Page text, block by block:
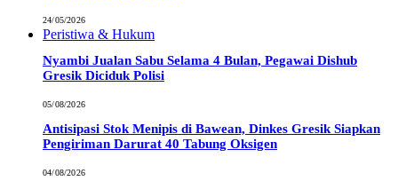
24/05/2026
Peristiwa & Hukum
Nyambi Jualan Sabu Selama 4 Bulan, Pegawai Dishub
Gresik Diciduk Polisi
05/08/2026
Antisipasi Stok Menipis di Bawean, Dinkes Gresik Siapkan
Pengiriman Darurat 40 Tabung Oksigen
04/08/2026